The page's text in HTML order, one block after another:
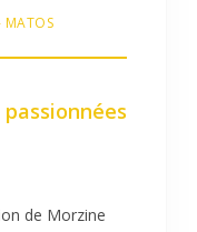
MATOS
de Morzine